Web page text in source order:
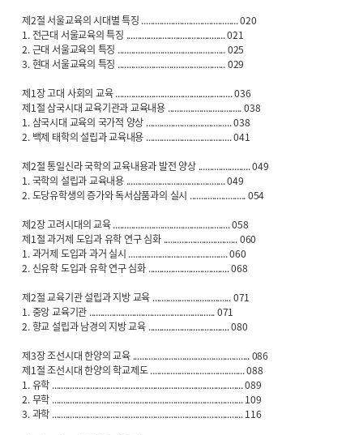
제2절 서울교육의 시대별 특징 ........................................... 020
1. 전근대 서울교육의 특징 ............................................ 021
2. 근대 서울교육의 특징 ................................................ 025
3. 현대 서울교육의 특징 ................................................ 029
제1장 고대 사회의 교육 .................................................... 036
제1절 삼국시대 교육기관과 교육내용 ................................. 038
1. 삼국시대 교육의 국가적 양상 ...................................... 038
2. 백제 태학의 설립과 교육내용 ...................................... 041
제2절 통일신라 국학의 교육내용과 발전 양상 ....................... 049
1. 국학의 설립과 교육내용 ............................................ 049
2. 도당유학생의 증가와 독서삼품과의 실시 ......................... 054
제2장 고려시대의 교육 .................................................... 058
제1절 과거제 도입과 유학 연구 심화 ................................. 060
1. 과거제 도입과 과거 실시 ............................................ 060
2. 신유학 도입과 유학 연구 심화 .................................... 068
제2절 교육기관 설립과 지방 교육 ................................... 071
1. 중앙 교육기관 ........................................................ 071
2. 향교 설립과 남경의 지방 교육 .................................... 080
제3장 조선시대 한양의 교육 .................................................... 086
제1절 조선시대 한양의 학교제도 .......................................... 088
1. 유학 ..................................................................................... 089
2. 무학 ..................................................................................... 109
3. 과학 ..................................................................................... 116